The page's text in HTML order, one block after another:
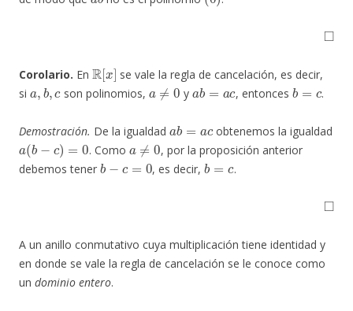
◻
Corolario. En
R [x ]
se vale la regla de cancelación, es decir,
si
a,b,c
son polinomios,
a ≠0
y
ab=ac
, entonces
b=c
.
Demostración. De la igualdad
b
obtenemos la igualdad
a(b−c)=0
. Como
a≠0
, por la proposición anterior
debemos tener
b−c=0
, es decir,
b=c
.
◻
A un anillo conmutativo cuya multiplicación tiene identidad y
en donde se vale la regla de cancelación se le conoce como
un dominio entero.